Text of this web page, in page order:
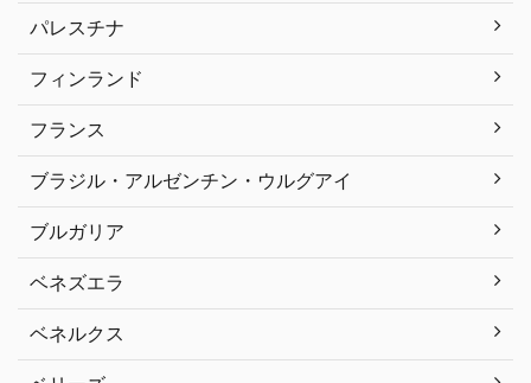
パレスチナ
フィンランド
フランス
ブラジル・アルゼンチン・ウルグアイ
ブルガリア
ベネズエラ
ベネルクス